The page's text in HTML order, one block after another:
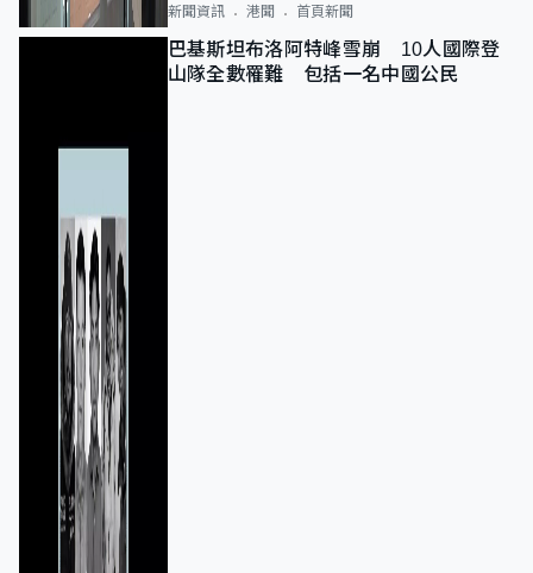
新聞資訊 港聞 首頁新聞
巴基斯坦布洛阿特峰雪崩 10人國際登
山隊全數罹難 包括一名中國公民